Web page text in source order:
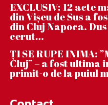
EXCLUSIV: 12 acte
din Vișeu de Sus a
din Cluj Napoca.
cerut...
ȚI SE RUPE INIMA:
Cluj” – a fost ultima
primit-o de la puiul